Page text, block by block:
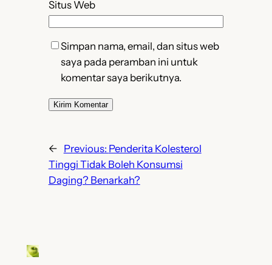
Situs Web
Simpan nama, email, dan situs web
saya pada peramban ini untuk
komentar saya berikutnya.
← Previous: Penderita Kolesterol
Tinggi Tidak Boleh Konsumsi
Daging? Benarkah?